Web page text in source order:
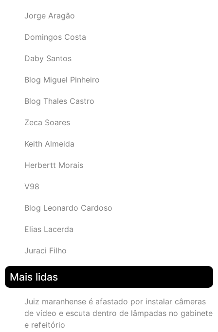
Jorge Aragão
Domingos Costa
Daby Santos
Blog Miguel Pinheiro
Blog Thales Castro
Zeca Soares
Keith Almeida
Herbertt Morais
V98
Blog Leonardo Cardoso
Elias Lacerda
Juraci Filho
Mais lidas
Juiz maranhense é afastado por instalar câmeras
de vídeo e escuta dentro de lâmpadas no gabinete
e refeitório